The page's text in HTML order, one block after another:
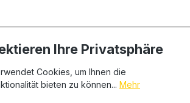
mit uns in Verbindung
Ihre Privatsphäre
Cookies, um Ihnen die
bieten zu können... Mehr